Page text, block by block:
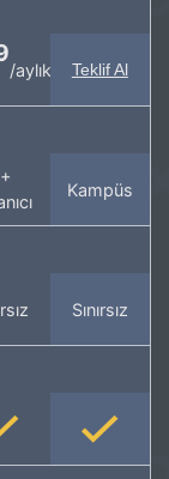
/aylık Teklif Al
Kampüs
Sınırsız